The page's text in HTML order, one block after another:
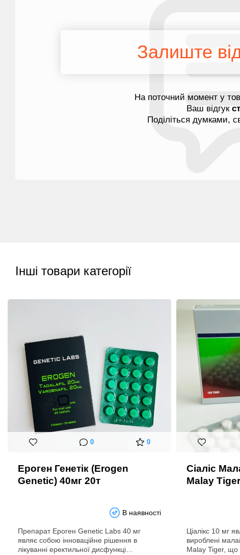
Залиште
На поточний момент у
Ваш відгук
Поділіться думками,
Інші товари категорії
0 0
Ероген Генетік (Erogen
Genetic) 40мг 20т
В наявності
Препарат Ероген Genetic Labs 40 мг
являє собою інноваційне рішення в
лікуванні еректильної дисфункці…
Сіаліс
Malay
Ціалікс 10 мг
вироблені
Malay Tiger, що